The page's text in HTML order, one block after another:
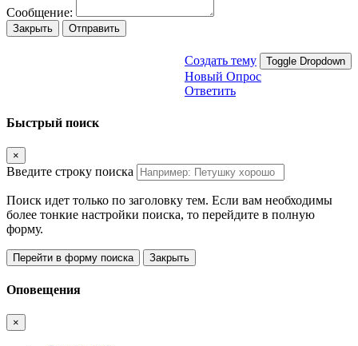
Сообщение:
Закрыть Отправить
Создать тему Toggle Dropdown
Новый Опрос
Ответить
Быстрый поиск
×
Введите строку поиска
Поиск идет только по заголовку тем. Если вам необходимы
более тонкие настройки поиска, то перейдите в полную
форму.
Перейти в форму поиска Закрыть
Оповещения
×